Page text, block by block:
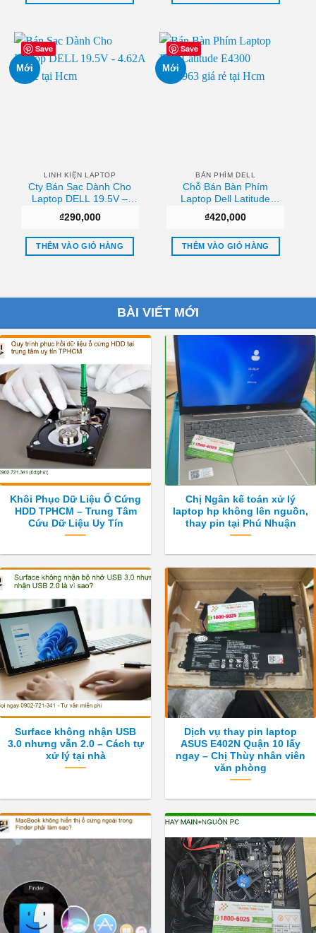
Save
Mới
LINH KIỆN LAPTOP
Cty Bán Sạc Dành Cho
Laptop DELL 19.5V –
₫290,000
THÊM VÀO GIỎ HÀNG
Save
Mới
BÀN PHÍM DELL
Chỗ Bán Bàn Phím
Laptop Dell Latitude
₫420,000
THÊM VÀO GIỎ HÀNG
BÀI VIẾT MỚI
Khôi Phục Dữ Liệu Ổ Cứng
HDD TPHCM – Trung Tâm
Cứu Dữ Liệu Uy Tín
Chị Ngân kế toán xử lý
laptop hp không lên nguồn,
thay pin tại Phú Nhuận
Surface không nhận USB
3.0 nhưng vẫn 2.0 – Cách tự
xử lý tại nhà
Dịch vụ thay pin laptop
ASUS E402N Quận 10 lấy
ngay – Chị Thùy nhân viên
văn phòng